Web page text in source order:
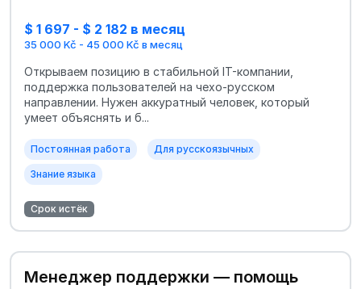
$ 1 697 - $ 2 182 в месяц
35 000 Kč - 45 000 Kč в месяц
Открываем позицию в стабильной IT-компании,
поддержка пользователей на чехо-русском
направлении. Нужен аккуратный человек, который
умеет объяснять и б...
Постоянная работа Для русскоязычных
Знание языка
Срок истёк
Менеджер поддержки — помощь